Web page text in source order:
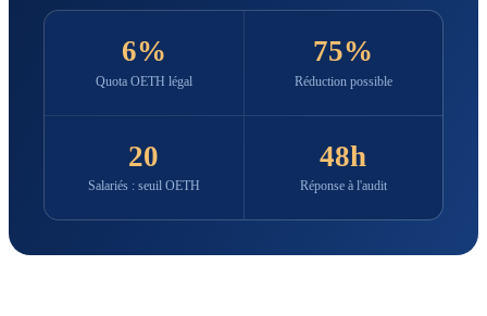
6%
Quota OETH légal
75%
Réduction possible
20
Salariés : seuil OETH
48h
Réponse à l'audit